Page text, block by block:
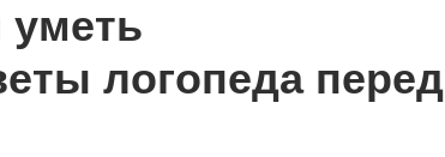
уметь
логопеда перед